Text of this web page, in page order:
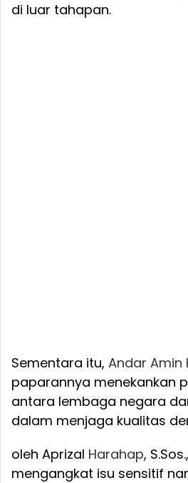
di luar tahapan.
Sementara itu, Andar Amin
paparannya menekankan
antara lembaga negara
dalam menjaga kualitas
oleh Aprizal Harahap,
mengangkat isu sensitif